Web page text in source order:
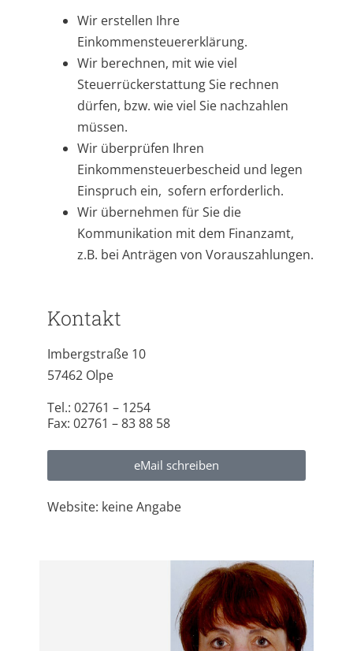
Wir erstellen Ihre
Einkommensteuererklärung.
Wir berechnen, mit wie viel
Steuerrückerstattung Sie rechnen
dürfen, bzw. wie viel Sie nachzahlen
müssen.
Wir überprüfen Ihren
Einkommensteuerbescheid und legen
Einspruch ein, sofern erforderlich.
Wir übernehmen für Sie die
Kommunikation mit dem Finanzamt,
z.B. bei Anträgen von Vorauszahlungen.
Kontakt
Imbergstraße 10
57462 Olpe
Tel.: 02761 – 1254
Fax: 02761 – 83 88 58
eMail schreiben
Website: keine Angabe